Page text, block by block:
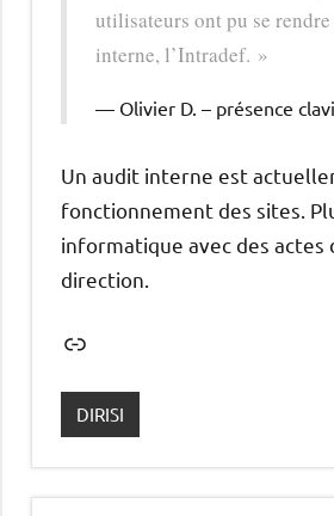
utilisateurs ont pu se
interne, l’Intradef. »
Olivier D. – présence
Un audit interne est
fonctionnement des sites.
informatique avec des
direction.
Lien
DIRISI